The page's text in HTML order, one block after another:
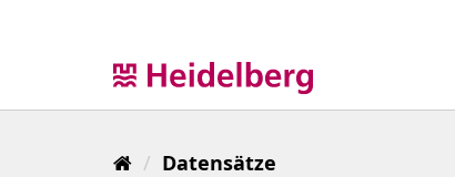
Datensätze